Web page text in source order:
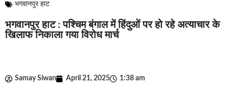
भगवानपुर हाट
भगवानपुर हाट : पश्चिम बंगाल में हिंदुओं पर हो रहे अत्याचार के
खिलाफ निकाला गया विरोध मार्च
Samay Siwan April 21, 2025 1:38 am